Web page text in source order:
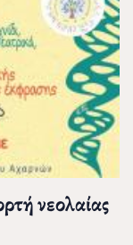
νεολαίας